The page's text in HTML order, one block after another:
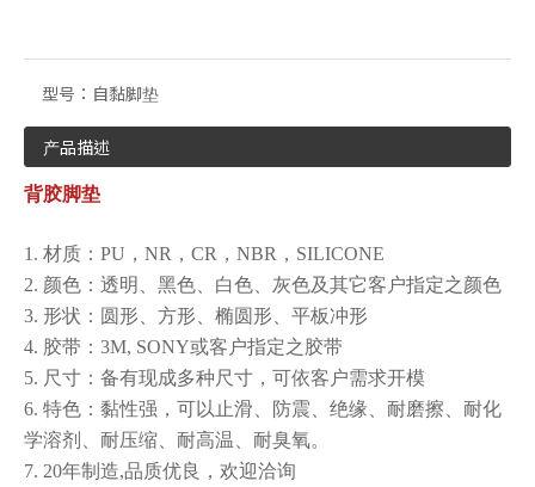
橡胶制品系列 3M背胶脚垫系列
背胶脚垫系列 3M背胶脚垫
型号： 自黏脚垫
产品描述
背胶脚垫
1. 材质：PU，NR，CR，NBR，SILICONE
2. 颜色：透明、黑色、白色、灰色及其它客户指定之颜色
3. 形状：圆形、方形、椭圆形、平板冲形
4. 胶带：3M, SONY或客户指定之胶带
5. 尺寸：备有现成多种尺寸，可依客户需求开模
6. 特色：黏性强，可以止滑、防震、绝缘、耐磨擦、耐化
学溶剂、耐压缩、耐高温、耐臭氧。
7. 20年制造,品质优良，欢迎洽询